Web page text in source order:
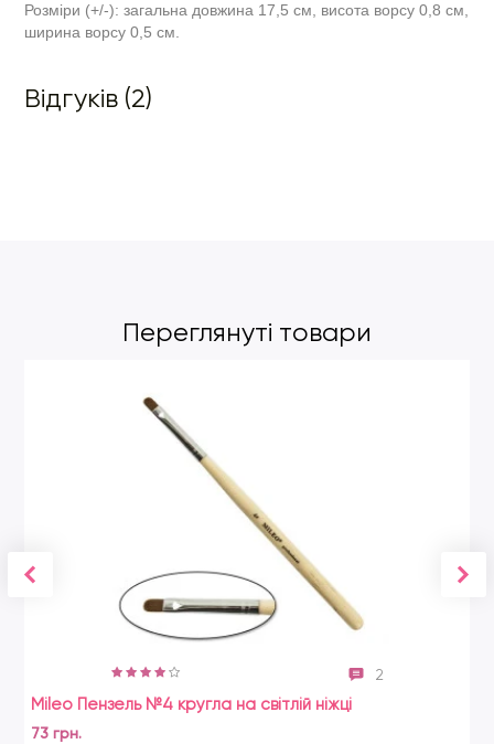
Розміри (+/-): загальна довжина 17,5 см, висота ворсу 0,8 см,
ширина ворсу 0,5 см.
Відгуків (2)
Переглянуті товари
2
Mileo Пензель №4 кругла на світлій ніжці
73 грн.